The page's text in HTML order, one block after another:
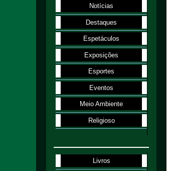
Notícias
Destaques
Espetáculos
Exposições
Esportes
Eventos
Meio Ambiente
Religioso
Livros